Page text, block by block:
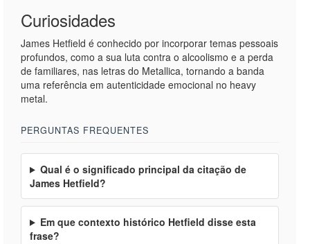
Curiosidades
James Hetfield é conhecido por incorporar temas pessoais
profundos, como a sua luta contra o alcoolismo e a perda
de familiares, nas letras do Metallica, tornando a banda
uma referência em autenticidade emocional no heavy
metal.
PERGUNTAS FREQUENTES
Qual é o significado principal da citação de
James Hetfield?
Em que contexto histórico Hetfield disse esta
frase?